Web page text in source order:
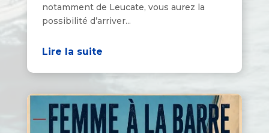
notamment de Leucate, vous aurez la
possibilité d’arriver...
Lire la suite